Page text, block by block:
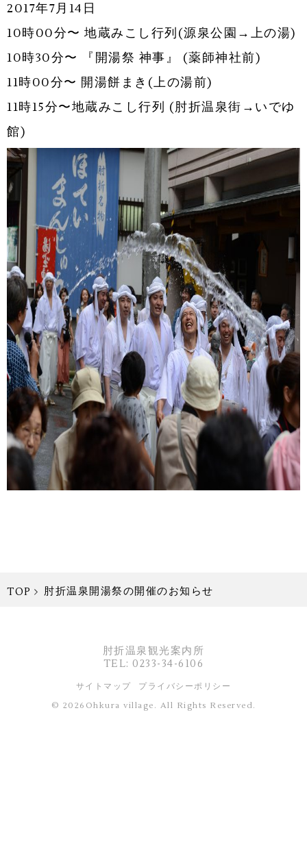
2017年7月14日
10時00分〜 地蔵みこし行列(源泉公園→上の湯)
10時30分〜 『開湯祭 神事』 (薬師神社前)
11時00分〜 開湯餅まき(上の湯前)
11時15分〜地蔵みこし行列 (肘折温泉街→いでゆ
館)
TOP 肘折温泉開湯祭の開催のお知らせ
肘折温泉観光案内所
TEL: 0233-34-6106
サイトマップ
プライバシーポリシー
© 2026Ohkura village. All Rights Reserved.